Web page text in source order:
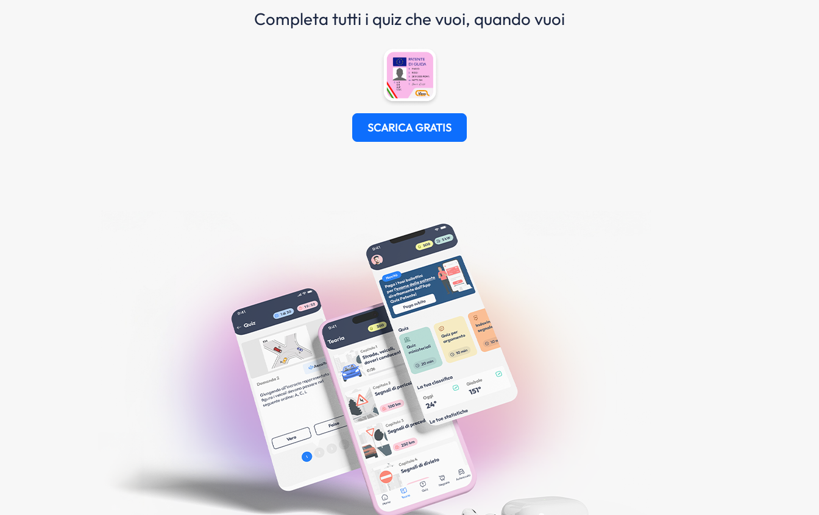
Completa tutti i quiz che vuoi, quando vuoi
SCARICA GRATIS